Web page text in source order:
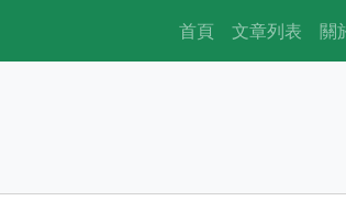
首頁 文章列表 關